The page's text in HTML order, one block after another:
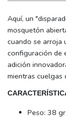
Aquí, un
mosquetón
cuando se arroja
configuración de
adición
mientras cuelgas
Peso: 38 gr